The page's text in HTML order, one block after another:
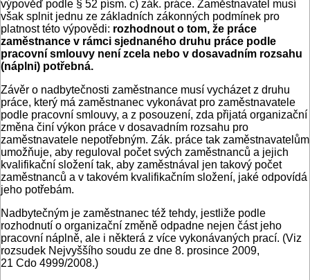
výpověď podle § 52 písm. c) zák. práce. Zaměstnavatel musí
však splnit jednu ze základních zákonných podmínek pro
platnost této výpovědi: rozhodnout o tom, že práce
zaměstnance v rámci sjednaného druhu práce podle
pracovní smlouvy není zcela nebo v dosavadním rozsahu
(náplni) potřebná.
Závěr o nadbytečnosti zaměstnance musí vycházet z druhu
práce, který má zaměstnanec vykonávat pro zaměstnavatele
podle pracovní smlouvy, a z posouzení, zda přijatá organizační
změna činí výkon práce v dosavadním rozsahu pro
zaměstnavatele nepotřebným. Zák. práce tak zaměstnavatelům
umožňuje, aby reguloval počet svých zaměstnanců a jejich
kvalifikační složení tak, aby zaměstnával jen takový počet
zaměstnanců a v takovém kvalifikačním složení, jaké odpovídá
jeho potřebám.
Nadbytečným je zaměstnanec též tehdy, jestliže podle
rozhodnutí o organizační změně odpadne nejen část jeho
pracovní náplně, ale i některá z více vykonávaných prací. (Viz
rozsudek Nejvyššího soudu ze dne 8. prosince 2009,
21 Cdo 4999/2008.)